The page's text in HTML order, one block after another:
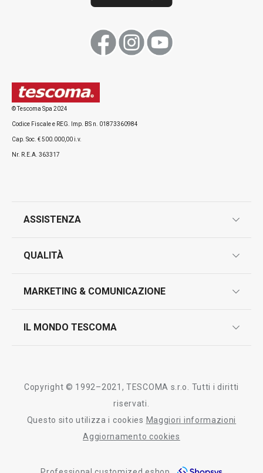
© Tescoma Spa 2024
Codice Fiscale e REG. Imp. BS n. 01873360984
Cap. Soc. € 500.000,00 i.v.
Nr. R.E.A. 363317
ASSISTENZA
contatti
QUALITÀ
test sui prodotti
MARKETING & COMUNICAZIONE
IL MONDO TESCOMA
Tescoma nel mondo
Copyright © 1992–2021, TESCOMA s.r.o. Tutti i diritti
riservati.
Questo sito utilizza i cookies Maggiori informazioni
Aggiornamento cookies